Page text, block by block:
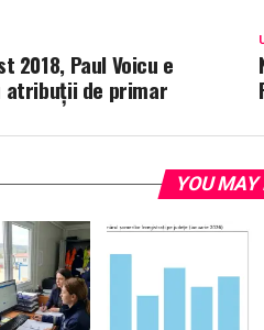
2018, Paul Voicu e
atribuții de primar
YOU